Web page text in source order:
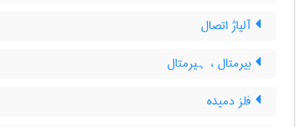
آلیاژ اتصال
بیرمتال ، ہیرمتال
فلز دمیده